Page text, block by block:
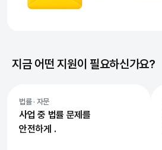
지금 어떤 지원이 필요하신가요?
법률 · 자문
사업 중 법률 문제를
안전하게 .